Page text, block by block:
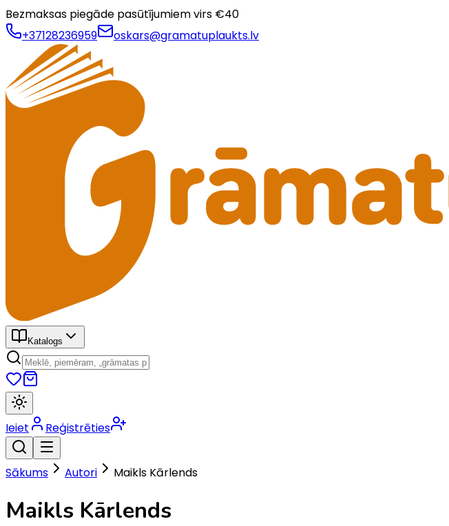
Bezmaksas piegāde pasūtījumiem virs €40
+37128236959
oskars@gramatuplaukts.lv
Katalogs
Ieiet Reģistrēties
Sākums Autori Maikls Kārlends
Maikls Kārlends